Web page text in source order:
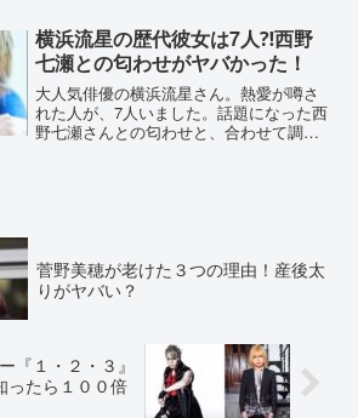
橋一生さんと森川葵さんは2018年2月に
「合鍵おこ...
横浜流星の歴代彼女は7人⁈西野
七瀬との匂わせがヤバかった！
大人気俳優の横浜流星さん。熱愛が噂さ
れた人が、7人いました。話題になった西
野七瀬さんとの匂わせと、合わせて調査
菅野美穂が老けた３つの理由！産後太
りがヤバい？
『１・２・３』
ったら１００倍